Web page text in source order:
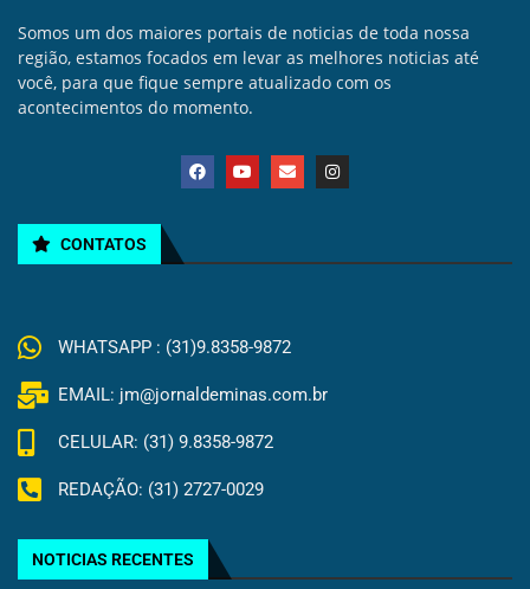
Somos um dos maiores portais de noticias de toda nossa
região, estamos focados em levar as melhores noticias até
você, para que fique sempre atualizado com os
acontecimentos do momento.
CONTATOS
WHATSAPP : (31)9.8358-9872
EMAIL: jm@jornaldeminas.com.br
CELULAR: (31) 9.8358-9872
REDAÇÃO: (31) 2727-0029
NOTICIAS RECENTES